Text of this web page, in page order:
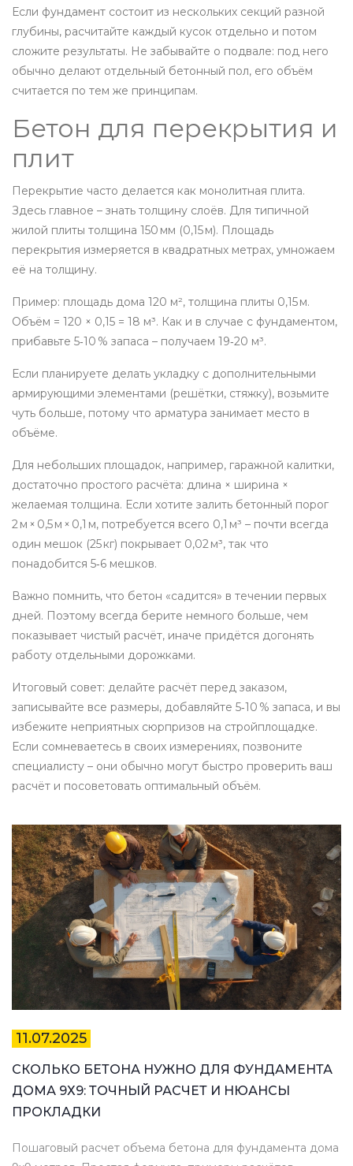
Если фундамент состоит из нескольких секций разной
глубины, расчитайте каждый кусок отдельно и потом
сложите результаты. Не забывайте о подвале: под него
обычно делают отдельный бетонный пол, его объём
считается по тем же принципам.
Бетон для перекрытия и
плит
Перекрытие часто делается как монолитная плита.
Здесь главное – знать толщину слоёв. Для типичной
жилой плиты толщина 150 мм (0,15 м). Площадь
перекрытия измеряется в квадратных метрах, умножаем
её на толщину.
Пример: площадь дома 120 м², толщина плиты 0,15 м.
Объём = 120 × 0,15 = 18 м³. Как и в случае с фундаментом,
прибавьте 5‑10 % запаса – получаем 19‑20 м³.
Если планируете делать укладку с дополнительными
армирующими элементами (решётки, стяжку), возьмите
чуть больше, потому что арматура занимает место в
объёме.
Для небольших площадок, например, гаражной калитки,
достаточно простого расчёта: длина × ширина ×
желаемая толщина. Если хотите залить бетонный порог
2 м × 0,5 м × 0,1 м, потребуется всего 0,1 м³ – почти всегда
один мешок (25 кг) покрывает 0,02 м³, так что
понадобится 5‑6 мешков.
Важно помнить, что бетон «садится» в течении первых
дней. Поэтому всегда берите немного больше, чем
показывает чистый расчёт, иначе придётся догонять
работу отдельными дорожками.
Итоговый совет: делайте расчёт перед заказом,
записывайте все размеры, добавляйте 5‑10 % запаса, и вы
избежите неприятных сюрпризов на стройплощадке.
Если сомневаетесь в своих измерениях, позвоните
специалисту – они обычно могут быстро проверить ваш
расчёт и посоветовать оптимальный объём.
11.07.2025
СКОЛЬКО БЕТОНА НУЖНО ДЛЯ ФУНДАМЕНТА
ДОМА 9Х9: ТОЧНЫЙ РАСЧЕТ И НЮАНСЫ
ПРОКЛАДКИ
Пошаговый расчет объема бетона для фундамента дома